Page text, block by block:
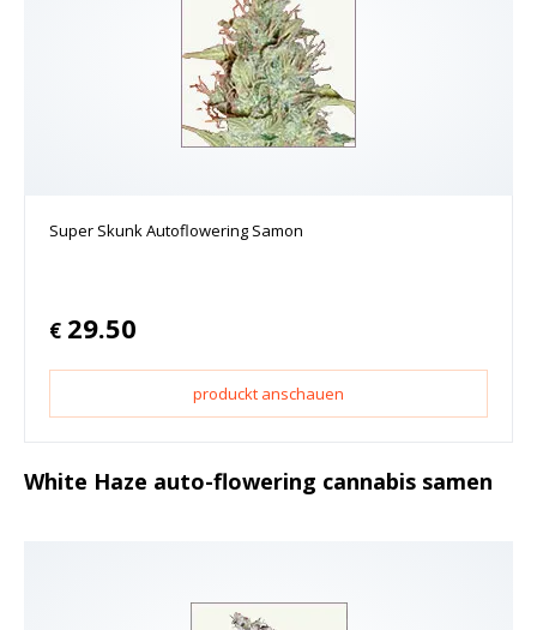
Super Skunk Autoflowering Samon
€ 29.50
produckt anschauen
White Haze auto-flowering cannabis samen